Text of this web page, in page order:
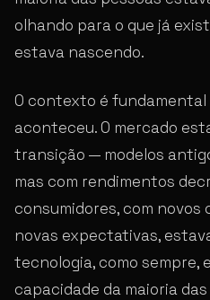
olhando para o que já
estava nascendo.
O contexto é
aconteceu. O mercado
transição — modelos
mas com rendimentos
consumidores, com
novas expectativas,
tecnologia, como sempre,
capacidade da maioria